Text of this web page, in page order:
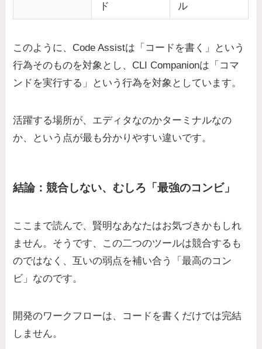
ド
ル
このように、Code Assistは「コードを書く」という
行為そのものを対象とし、CLI Companionは「コマ
ンドを実行する」という行為を対象としています。
活躍する場所が、エディタなのかターミナルなの
か、という点が最も分かりやすい違いです。
結論：競合しない、むしろ「最強のコンビ」
ここまで読んで、賢明なあなたはお気づきかもしれ
ません。そうです、この二つのツールは競合するも
のではなく、互いの弱点を補い合う「最高のコン
ビ」なのです。
開発のワークフローは、コードを書くだけでは完結
しません。